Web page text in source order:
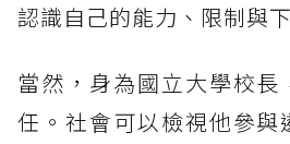
認識自己的能力、限制與
當然，身為國立大學校
任。社會可以檢視他參與